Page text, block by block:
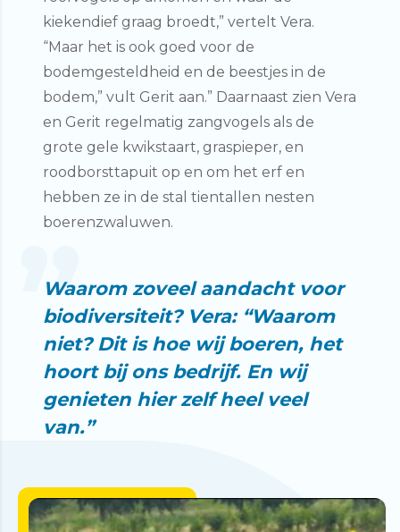
kiekendief graag broedt,” vertelt Vera.
“Maar het is ook goed voor de
bodemgesteldheid en de beestjes in de
bodem,” vult Gerit aan.” Daarnaast zien Vera
en Gerit regelmatig zangvogels als de
grote gele kwikstaart, graspieper, en
roodborsttapuit op en om het erf en
hebben ze in de stal tientallen nesten
boerenzwaluwen.
Waarom zoveel aandacht voor
biodiversiteit? Vera: “Waarom
niet? Dit is hoe wij boeren, het
hoort bij ons bedrijf. En wij
genieten hier zelf heel veel
van.”